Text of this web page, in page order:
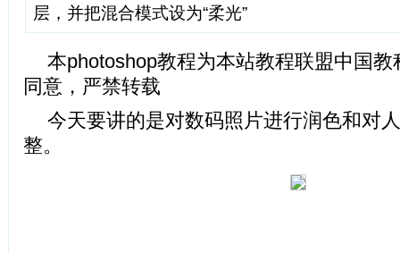
层，并把混合模式设为“柔光”
本photoshop教程为本站教程联盟中国
同意，严禁转载
今天要讲的是对数码照片进行润色和对
整。